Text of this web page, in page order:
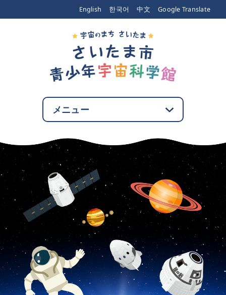
English 한국어 中文 Google Translate
メニュー